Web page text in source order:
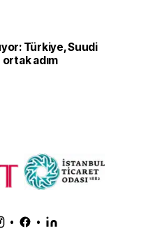
Türkiye, Suudi
adım
• •